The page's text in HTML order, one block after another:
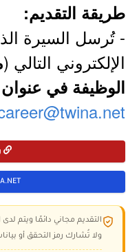
طريقة التقديم:
- تُرسل السيرة
الإلكتروني التالي (
الوظيفة في عنوان
التقديم مجاني دائمًا ويتم
ولا تُشارك رمز التحقق أو